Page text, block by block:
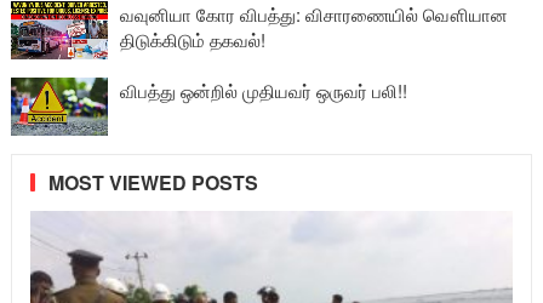
வவுனியா கோர விபத்து: விசாரணையில் வௌியான
திடுக்கிடும் தகவல்!
விபத்து ஒன்றில் முதியவர் ஒருவர் பலி!!
MOST VIEWED POSTS